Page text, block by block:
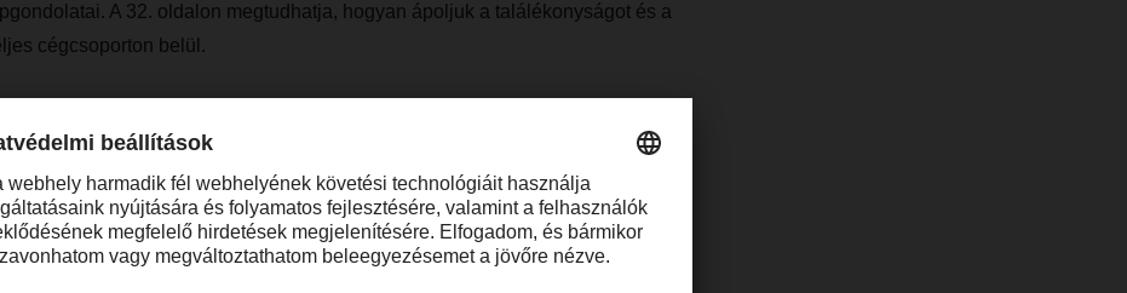
A 32. oldalon megtudhatja, hogyan ápoljuk a találékonyságot és a
cégcsoporton belül.
elérhetőségei
megkaphatja országon belültelephelyeink valamelyikétőlvagy pdf.
letöltve. Az olvasáshoz jó szórakozást kívánunk Önöknek!